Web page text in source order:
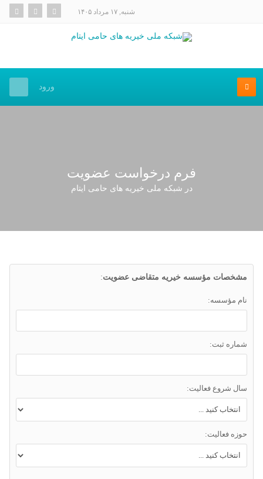
شنبه, ۱۷ مرداد ۱۴۰۵
ورود
فرم درخواست عضویت
در شبکه ملی خیریه های حامی ایتام
مشخصات مؤسسه خیریه متقاضی عضویت:
نام مؤسسه:
شماره ثبت:
سال شروع فعالیت:
حوزه فعالیت: